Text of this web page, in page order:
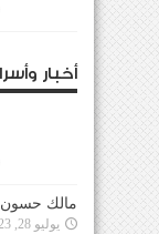
أخبار
مالك حسون
يوليو 28, 2023